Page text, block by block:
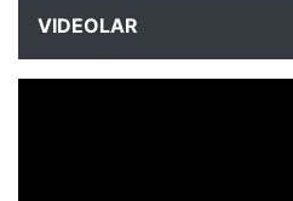
VIDEOLAR